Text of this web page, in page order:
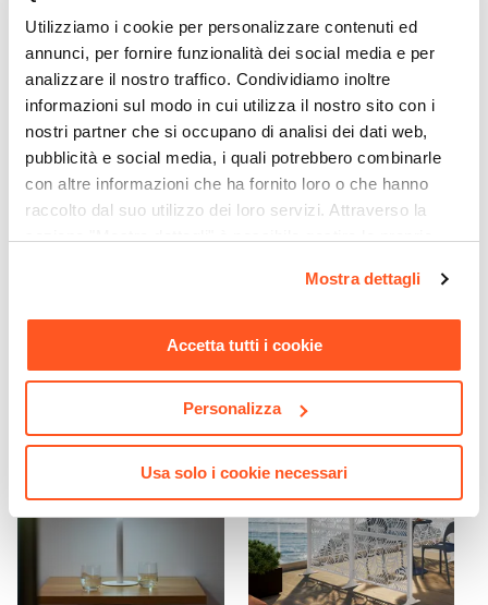
Utilizziamo i cookie per personalizzare contenuti ed
annunci, per fornire funzionalità dei social media e per
analizzare il nostro traffico. Condividiamo inoltre
informazioni sul modo in cui utilizza il nostro sito con i
nostri partner che si occupano di analisi dei dati web,
pubblicità e social media, i quali potrebbero combinarle
con altre informazioni che ha fornito loro o che hanno
raccolto dal suo utilizzo dei loro servizi. Attraverso la
momento. Per maggiori informazioni si invita a leggere la
Mostra dettagli
Accetta tutti i cookie
Personalizza
Usa solo i cookie necessari
Assemblato
Si
bianco e con tetto
€ 482,00